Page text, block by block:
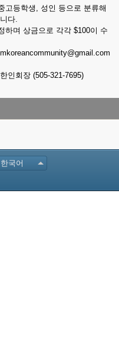
고등학생, 성인 등으로 분류해
다.
하며 상금으로 각각 $100이 수
인회장 (505-321-7695)
한국어